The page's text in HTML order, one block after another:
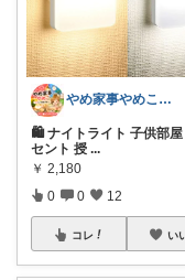
やめ家事やめこ♡一軍インテリア
🛍 ナイトライト 子供部屋
セント 授 ...
￥ 2,180
0 0 12
コレ い